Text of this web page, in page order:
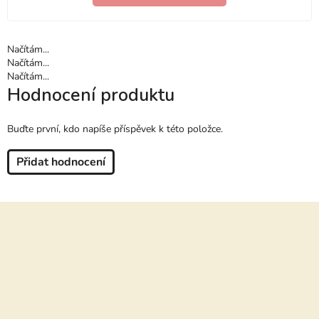
Načítám...
Načítám...
Načítám...
Hodnocení produktu
Buďte první, kdo napíše příspěvek k této položce.
Přidat hodnocení